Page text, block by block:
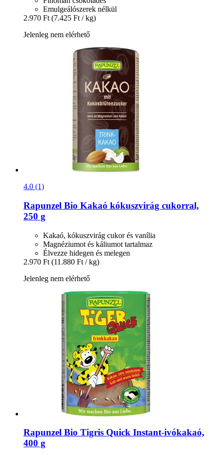
Emulgeálószerek nélkül
2.970 Ft (7.425 Ft / kg)
Jelenleg nem elérhető
4.0 (1)
Rapunzel Bio Kakaó kókuszvirág cukorral,
250 g
Kakaó, kókuszvirág cukor és vanília
Magnéziumot és káliumot tartalmaz
Élvezze hidegen és melegen
2.970 Ft (11.880 Ft / kg)
Jelenleg nem elérhető
Rapunzel Bio Tigris Quick Instant-​ivókakaó,
400 g